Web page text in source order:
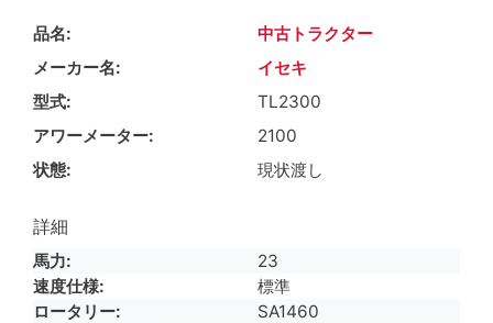
品名
中古トラクター
メーカー名
イセキ
型式
TL2300
アワーメーター
2100
状態
現状渡し
詳細
馬力
23
速度仕様
標準
ロータリー
SA1460